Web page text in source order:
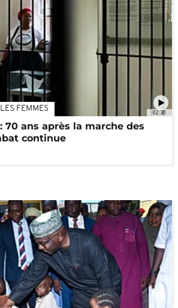
02:30
FEMMES
70 ans après la marche des
continue